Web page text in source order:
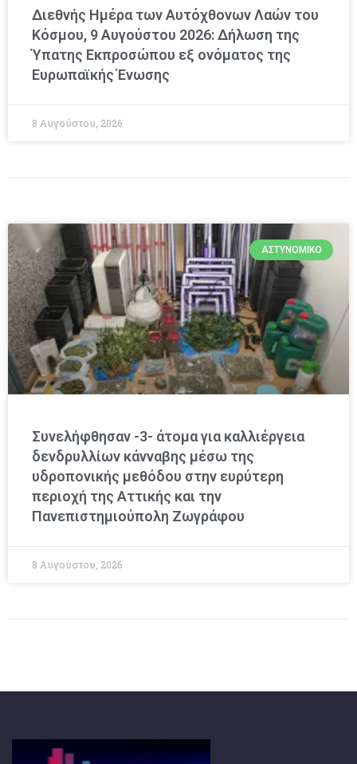
Διεθνής Ημέρα των Αυτόχθονων Λαών του
Κόσμου, 9 Αυγούστου 2026: Δήλωση της
Ύπατης Εκπροσώπου εξ ονόματος της
Ευρωπαϊκής Ένωσης
8 Αυγούστου, 2026
ΑΣΤΥΝΟΜΙΚΌ
Συνελήφθησαν -3- άτομα για καλλιέργεια
δενδρυλλίων κάνναβης μέσω της
υδροπονικής μεθόδου στην ευρύτερη
περιοχή της Αττικής και την
Πανεπιστημιούπολη Ζωγράφου
8 Αυγούστου, 2026